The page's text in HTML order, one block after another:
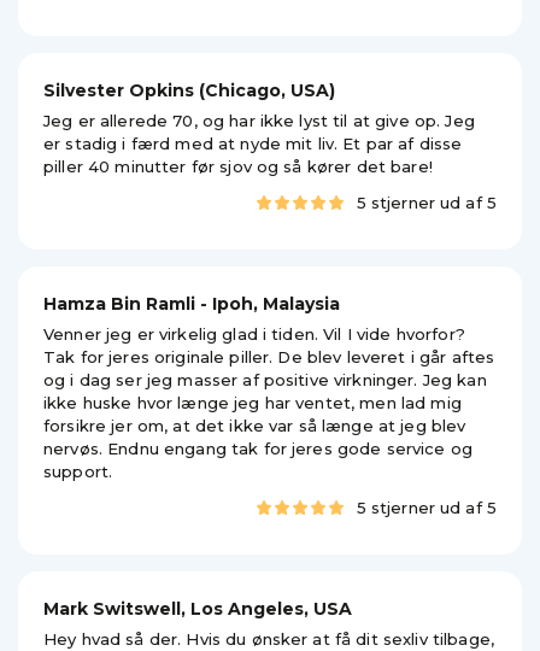
Silvester Opkins (Chicago, USA)
Jeg er allerede 70, og har ikke lyst til at give op. Jeg
er stadig i færd med at nyde mit liv. Et par af disse
piller 40 minutter før sjov og så kører det bare!
5 stjerner ud af 5
Hamza Bin Ramli - Ipoh, Malaysia
Venner jeg er virkelig glad i tiden. Vil I vide hvorfor?
Tak for jeres originale piller. De blev leveret i går aftes
og i dag ser jeg masser af positive virkninger. Jeg kan
ikke huske hvor længe jeg har ventet, men lad mig
forsikre jer om, at det ikke var så længe at jeg blev
nervøs. Endnu engang tak for jeres gode service og
support.
5 stjerner ud af 5
Mark Switswell, Los Angeles, USA
Hey hvad så der. Hvis du ønsker at få dit sexliv tilbage,